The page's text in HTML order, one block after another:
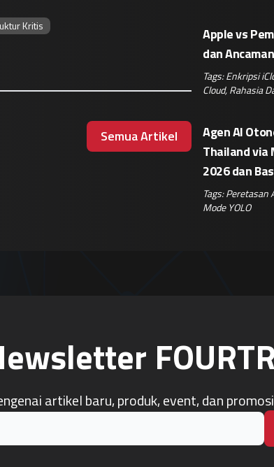
Kritis
Semua Artikel
Apple vs
dan
Tags:Enkripsi
Cloud,Rahasia
Agen AI
Thailand via
2026 dan
Tags:Peretasan
Mode YOLO
artikel baru, produk, event, dan